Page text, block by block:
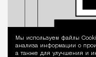
Мы используем файлы
анализа информации о
а также для улучшения и